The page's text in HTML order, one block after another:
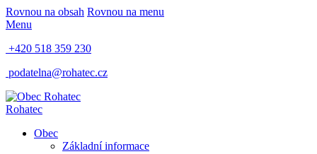
Rovnou na obsah Rovnou na menu
Menu
+420 518 359 230
podatelna@rohatec.cz
Rohatec
Obec
Základní informace